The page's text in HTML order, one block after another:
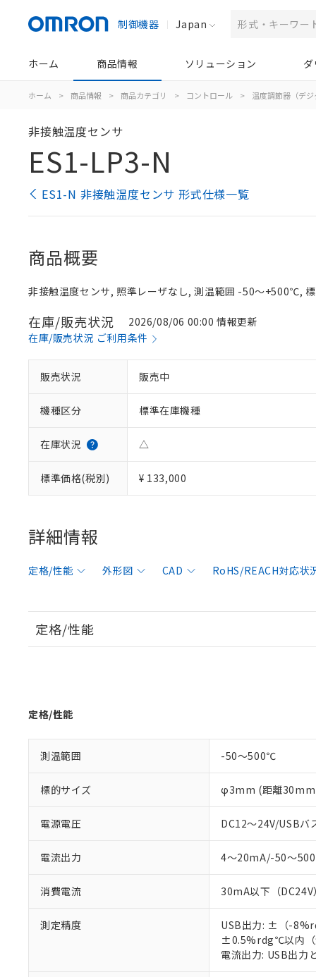
制御機器 Japan
ホーム 商品情報 ソリューション
ホーム > 商品情報 > 商品カテゴリ > コントロール > 温度調節器（デジ
非接触温度センサ
ES1-LP3-N
ES1-N 非接触温度センサ 形式仕様一覧
商品概要
非接触温度センサ, 照準レーザなし, 測温範囲 -50～+500℃,
在庫/販売状況
2026/08/06 00:00 情報更新
在庫/販売状況 ご利用条件
販売状況 販売中
機種区分 標準在庫機種
在庫状況 △
標準価格(税別) ¥ 133,000
詳細情報
定格/性能 外形図 CAD RoHS/REACH対応状
定格/性能
定格/性能
測温範囲 -50～500℃
標的サイズ φ3mm (距離30mm
電源電圧 DC12～24V/USBバ
電流出力 4～20mA/-50～
消費電流 30mA以下（DC24V）
測定精度
USB出力: ±（-
±0.5%rdg℃以内（
電流出力: USB出
ご利用条件
以下の条件をお読
※1 対応状況
対応済み：
対応予定なし：
調査・確認中：
非該当品：ライセ
仕入先様の事情に
があります。
※1 中国